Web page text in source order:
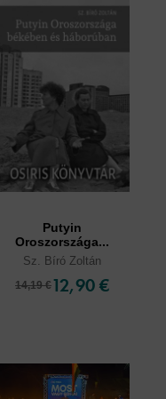
Putyin
Oroszországa...
Sz. Bíró Zoltán
14,19 €12,90 €